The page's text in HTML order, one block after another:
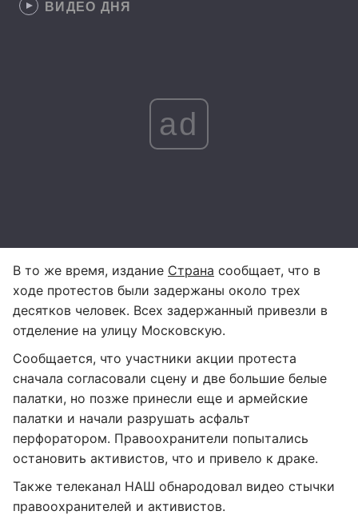
ВИДЕО ДНЯ
ad
В то же время, издание Страна сообщает, что в
ходе протестов были задержаны около трех
десятков человек. Всех задержанный привезли в
отделение на улицу Московскую.
Сообщается, что участники акции протеста
сначала согласовали сцену и две большие белые
палатки, но позже принесли еще и армейские
палатки и начали разрушать асфальт
перфоратором. Правоохранители попытались
остановить активистов, что и привело к драке.
Также телеканал НАШ обнародовал видео стычки
правоохранителей и активистов.